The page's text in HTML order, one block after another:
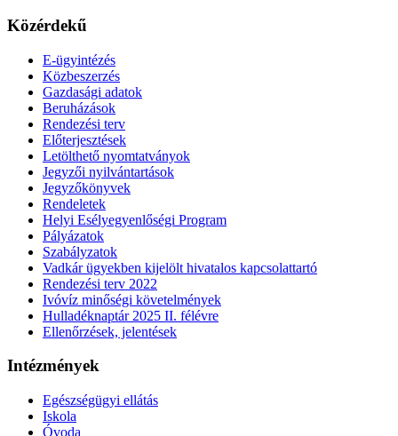
Közérdekű
E-ügyintézés
Közbeszerzés
Gazdasági adatok
Beruházások
Rendezési terv
Előterjesztések
Letölthető nyomtatványok
Jegyzői nyilvántartások
Jegyzőkönyvek
Rendeletek
Helyi Esélyegyenlőségi Program
Pályázatok
Szabályzatok
Vadkár ügyekben kijelölt hivatalos kapcsolattartó
Rendezési terv 2022
Ivóvíz minőségi követelmények
Hulladéknaptár 2025 II. félévre
Ellenőrzések, jelentések
Intézmények
Egészségügyi ellátás
Iskola
Óvoda